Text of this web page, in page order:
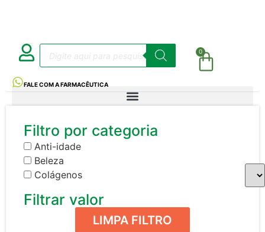
0
FALE COM A FARMACÊUTICA
Filtro por categoria
Anti-idade
Beleza
Colágenos
Filtrar valor
LIMPA FILTRO